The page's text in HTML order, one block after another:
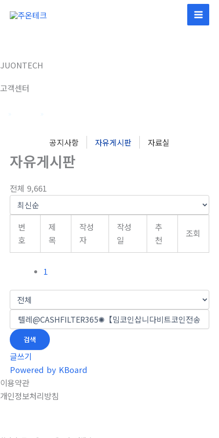
너
뛰
JUONTECH
고객센터
공지사항 자유게시판 자료실
자유게시판
전체 9,661
번
호
제
목
작성
자
작성
일
추
천
조회
1
검색
글쓰기
Powered by KBoard
이용약관
개인정보처리방침